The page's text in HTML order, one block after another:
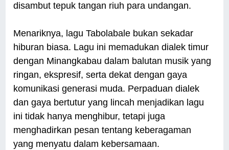
disambut tepuk tangan riuh para undangan.
Menariknya, lagu Tabolabale bukan sekadar
hiburan biasa. Lagu ini memadukan dialek timur
dengan Minangkabau dalam balutan musik yang
ringan, ekspresif, serta dekat dengan gaya
komunikasi generasi muda. Perpaduan dialek
dan gaya bertutur yang lincah menjadikan lagu
ini tidak hanya menghibur, tetapi juga
menghadirkan pesan tentang keberagaman
yang menyatu dalam kebersamaan.